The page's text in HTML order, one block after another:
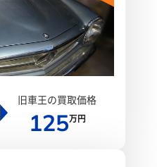
旧車王の買取価格
125万円